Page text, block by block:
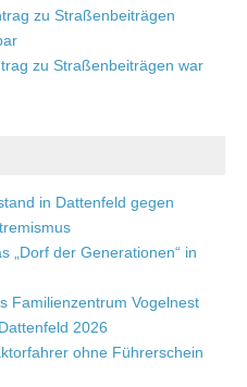
zu Straßenbeiträgen
zu Straßenbeiträgen war
in Dattenfeld gegen
„Dorf der Generationen“ in
Familienzentrum Vogelnest
2026
ohne Führerschein